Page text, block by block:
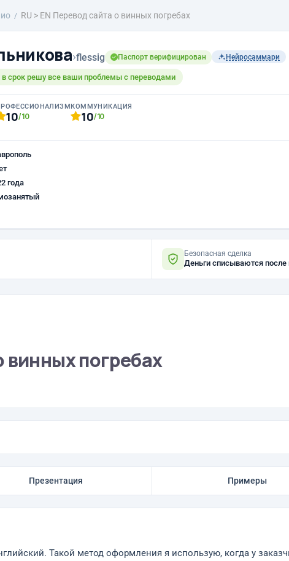
RU > EN Перевод сайта о винных погребах
›flessig Паспорт верифицирован Нейросаммари
в срок решу все ваши проблемы с переводами
10/10
КОММУНИКАЦИЯ
10/10
года
Безопасная сделка
Деньги списываются после
винных погребах
Презентация Примеры
Такой метод оформления я использую, когда у